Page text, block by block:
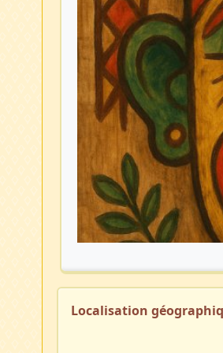
Localisation